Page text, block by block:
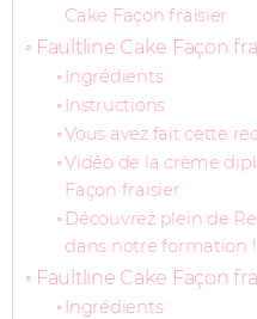
Cake Façon fraisier
Faultline Cake Façon
Ingrédients
Instructions
Vous avez fait cette
Vidéo de la crème
Façon fraisier
Découvrez plein de
dans notre formation !
Faultline Cake Façon
Ingrédients